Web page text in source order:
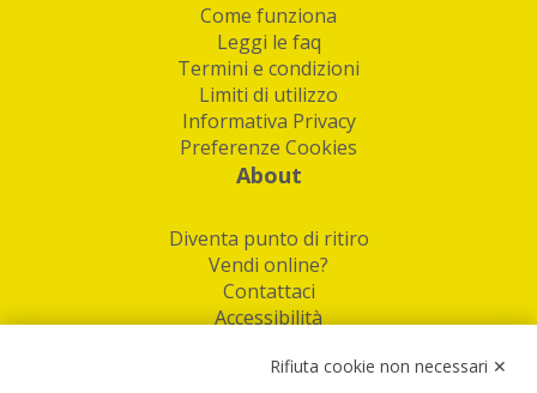
Come funziona
Leggi le faq
Termini e condizioni
Limiti di utilizzo
Informativa Privacy
Preferenze Cookies
About
Diventa punto di ritiro
Vendi online?
Contattaci
Accessibilità
Rifiuta cookie non necessari ✕